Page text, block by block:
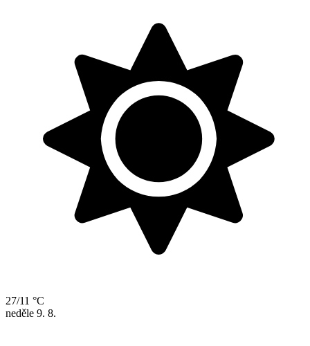
27/11 °C
neděle 9. 8.